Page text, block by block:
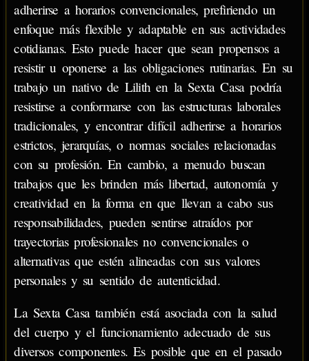
adherirse a horarios convencionales, prefiriendo un
enfoque más flexible y adaptable en sus actividades
cotidianas. Esto puede hacer que sean propensos a
resistir u oponerse a las obligaciones rutinarias. En su
trabajo un nativo de Lilith en la Sexta Casa podría
resistirse a conformarse con las estructuras laborales
tradicionales, y encontrar difícil adherirse a horarios
estrictos, jerarquías, o normas sociales relacionadas
con su profesión. En cambio, a menudo buscan
trabajos que les brinden más libertad, autonomía y
creatividad en la forma en que llevan a cabo sus
responsabilidades, pueden sentirse atraídos por
trayectorias profesionales no convencionales o
alternativas que estén alineadas con sus valores
personales y su sentido de autenticidad.
La Sexta Casa también está asociada con la salud
del cuerpo y el funcionamiento adecuado de sus
diversos componentes. Es posible que en el pasado